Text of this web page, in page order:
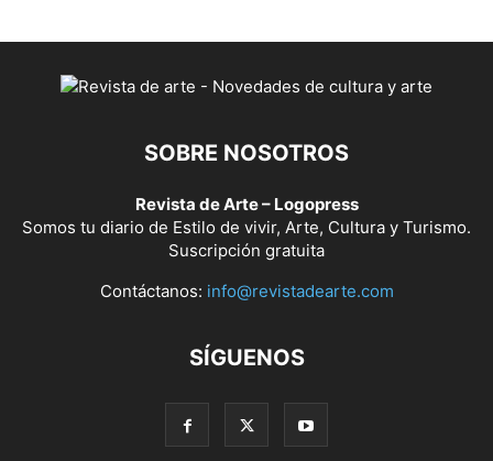
SOBRE NOSOTROS
Revista de Arte – Logopress
Somos tu diario de Estilo de vivir, Arte, Cultura y Turismo.
Suscripción gratuita
Contáctanos: info@revistadearte.com
SÍGUENOS